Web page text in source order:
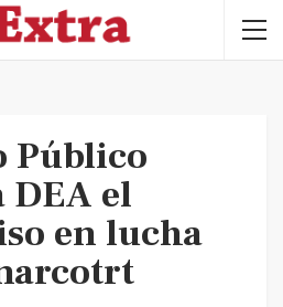
Público
DEA el
en lucha